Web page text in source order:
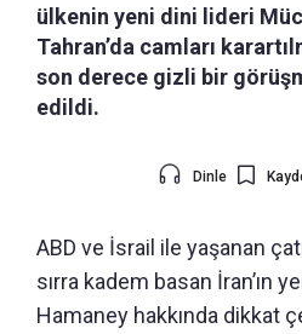
ülkenin yeni dini lideri
Tahran’da camları
son derece gizli bir
edildi.
Dinle
ABD ve İsrail ile yaşanan
sırra kadem basan İran’ın
Hamaney hakkında dikkat